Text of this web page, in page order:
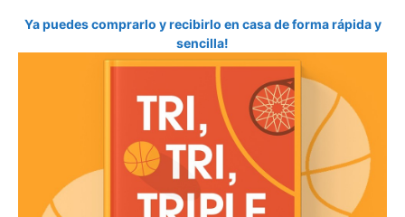
Ya puedes comprarlo y recibirlo en casa de forma rápida y
sencilla!